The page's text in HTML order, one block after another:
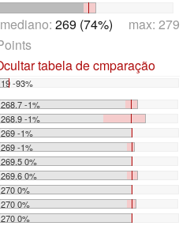
269 (74%) max: 279
tabela de cmparação
19 -93%
268.7 -1%
268.9 -1%
269 -1%
269 -1%
269.5 0%
269.6 0%
270 0%
270 0%
270 0%